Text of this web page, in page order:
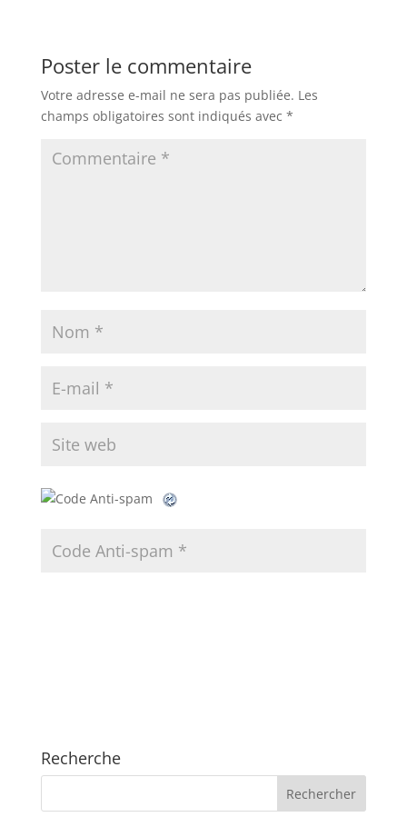
Poster le commentaire
Votre adresse e-mail ne sera pas publiée. Les
champs obligatoires sont indiqués avec *
Recherche